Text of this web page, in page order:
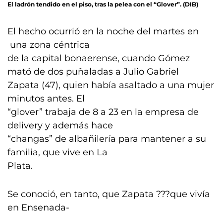
El ladrón tendido en el piso, tras la pelea con el “Glover”. (DIB)
El hecho ocurrió en la noche del martes en
una zona céntrica
de la capital bonaerense, cuando Gómez
mató de dos puñaladas a Julio Gabriel
Zapata (47), quien había asaltado a una mujer
minutos antes. El
“glover” trabaja de 8 a 23 en la empresa de
delivery y además hace
“changas” de albañilería para mantener a su
familia, que vive en La
Plata.
Se conoció, en tanto, que Zapata ???que vivía
en Ensenada-